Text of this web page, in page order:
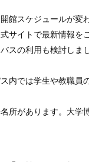
館スケジュールが
サイトで最新情報を
スの利用も検討しま
内では学生や教職
所があります。大学